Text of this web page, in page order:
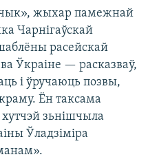
жыхар памежнай
Чарнігаўскай
расейскай
Ўкраіне — расказваў,
і ўручаюць позвы,
Ён таксама
хутчэй зьнішчыла
Ўладзіміра